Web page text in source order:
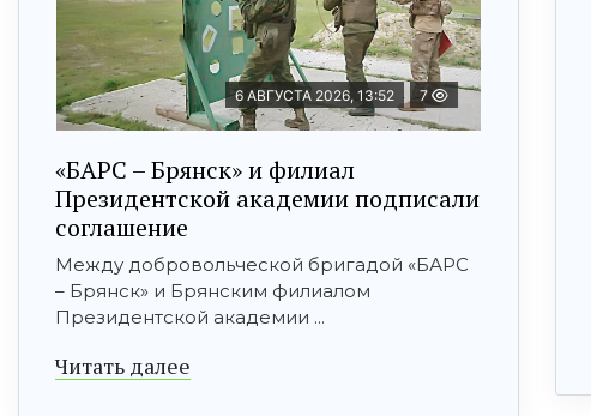
6 АВГУСТА 2026, 13:52 7
«БАРС – Брянск» и филиал
Президентской академии подписали
соглашение
Между добровольческой бригадой «БАРС
– Брянск» и Брянским филиалом
Президентской академии ...
Читать далее